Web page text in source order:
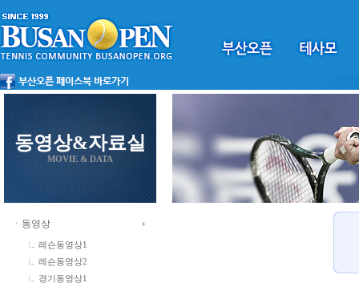
동영상&자료실
MOVIE & DATA
ㆍ동영상
레슨동영상1
레슨동영상2
경기동영상1